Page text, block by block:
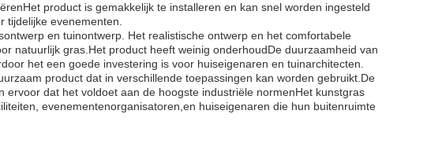
product is gemakkelijk te installeren en kan snel worden ingesteld
tijdelijke evenementen.
en tuinontwerp. Het realistische ontwerp en het comfortabele
natuurlijk gras.Het product heeft weinig onderhoudDe duurzaamheid van
het een goede investering is voor huiseigenaren en tuinarchitecten.
product dat in verschillende toepassingen kan worden gebruikt.De
dat het voldoet aan de hoogste industriële normenHet kunstgras
evenementenorganisatoren,en huiseigenaren die hun buitenruimte